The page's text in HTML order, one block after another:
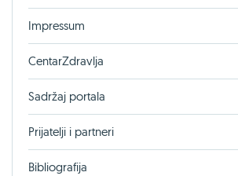
Impressum
CentarZdravlja
Sadržaj portala
Prijatelji i partneri
Bibliografija